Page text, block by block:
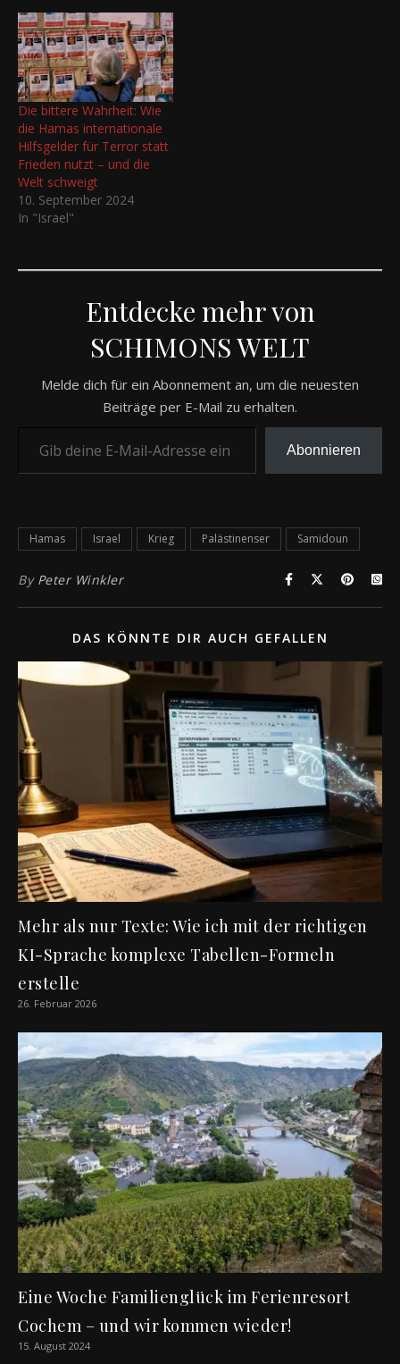
Die bittere Wahrheit: Wie
die Hamas internationale
Hilfsgelder für Terror statt
Frieden nutzt – und die
Welt schweigt
10. September 2024
In "Israel"
Entdecke mehr von
SCHIMONS WELT
Melde dich für ein Abonnement an, um die neuesten
Beiträge per E-Mail zu erhalten.
Abonnieren
Hamas Israel Krieg Palästinenser Samidoun
By Peter Winkler
DAS KÖNNTE DIR AUCH GEFALLEN
Mehr als nur Texte: Wie ich mit der richtigen
KI-Sprache komplexe Tabellen-Formeln
erstelle
26. Februar 2026
Eine Woche Familienglück im Ferienresort
Cochem – und wir kommen wieder!
15. August 2024